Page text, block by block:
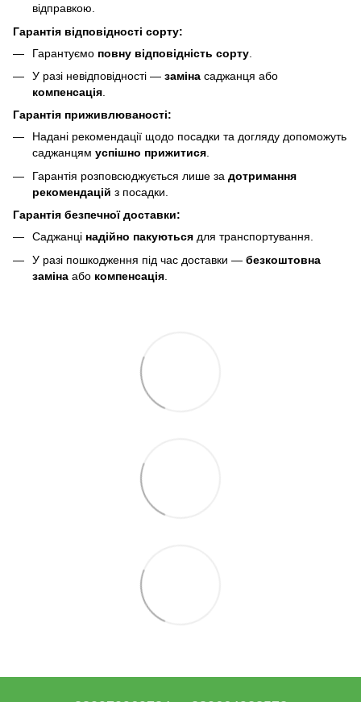
відправкою.
Гарантія відповідності сорту:
Гарантуємо повну відповідність сорту
У разі невідповідності — заміна саджанця або
компенсація
Гарантія приживлюваності:
Надані рекомендації щодо посадки та догляду допоможуть
саджанцям успішно прижитися.
Гарантія розповсюджується лише за дотримання
рекомендацій з посадки.
Гарантія безпечної доставки:
Саджанці надійно пакуються для транспортування.
У разі пошкодження під час доставки — безкоштовна
заміна або компенсація